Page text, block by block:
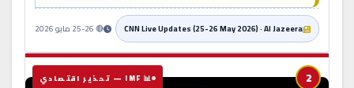
CNN Live Updates (25-26 May 2026) · Al Jazeera 🔴 25-26 مايو 2026
2 📊 IMF — تحذير اقتصادي